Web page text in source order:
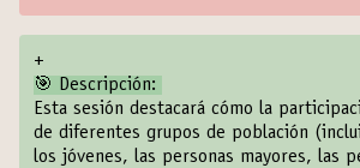
+
🎯 Descripción:
Esta sesión destacará cómo la
de diferentes grupos de población
los jóvenes, las personas mayores, las